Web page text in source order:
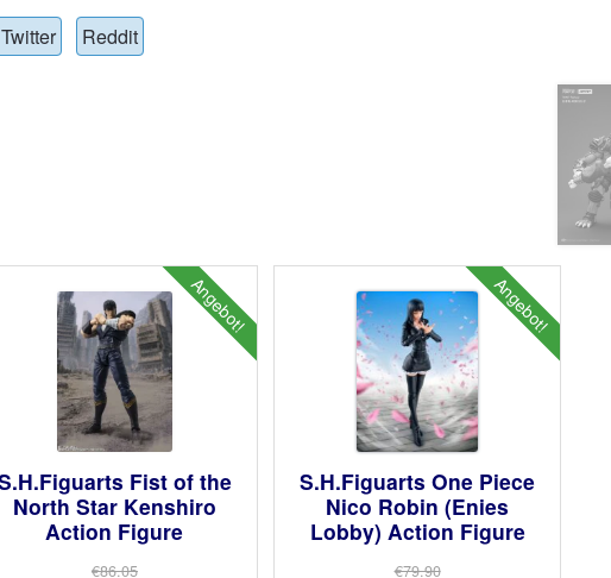
Twitter Reddit
Angebot!
Fist of the
North Star Kenshiro
Action Figure
€86.05
Angebot!
S.H.Figuarts One Piece
Nico Robin (Enies
Lobby) Action Figure
€79.90